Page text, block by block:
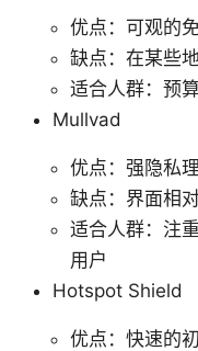
优点：可观的
缺点：在某些
适合人群：预
Mullvad
优点：强隐私
缺点：界面相
适合人群：注
用户
Hotspot Shield
优点：快速的